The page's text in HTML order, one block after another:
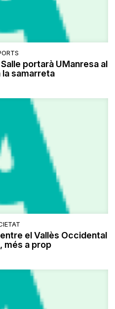
portarà UManresa al
la samarreta
el Vallès Occidental
més a prop